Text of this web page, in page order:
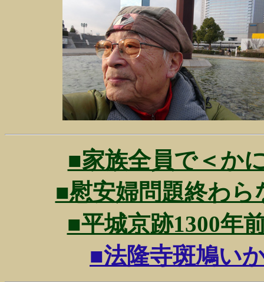
■家族全員で＜か
■慰安婦問題終わら
■平城京跡1300年
■法隆寺斑鳩い